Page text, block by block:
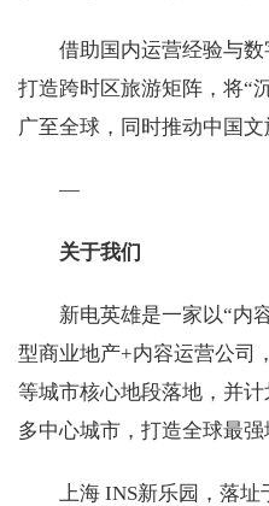
借助国内运营经验与
打造跨时区旅游矩阵，将“
广至全球，同时推动中国文
—
关于我们
新电英雄是一家以“内
型商业地产+内容运营公司
等城市核心地段落地，并
多中心城市，打造全球最强
上海 INS新乐园，落